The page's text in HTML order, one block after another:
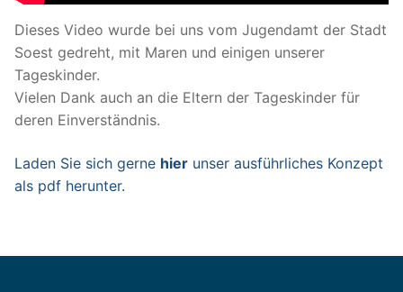
Dieses Video wurde bei uns vom Jugendamt der Stadt
Soest gedreht, mit Maren und einigen unserer
Tageskinder.
Vielen Dank auch an die Eltern der Tageskinder für
deren Einverständnis.
Laden Sie sich gerne hier unser ausführliches Konzept
als pdf herunter.